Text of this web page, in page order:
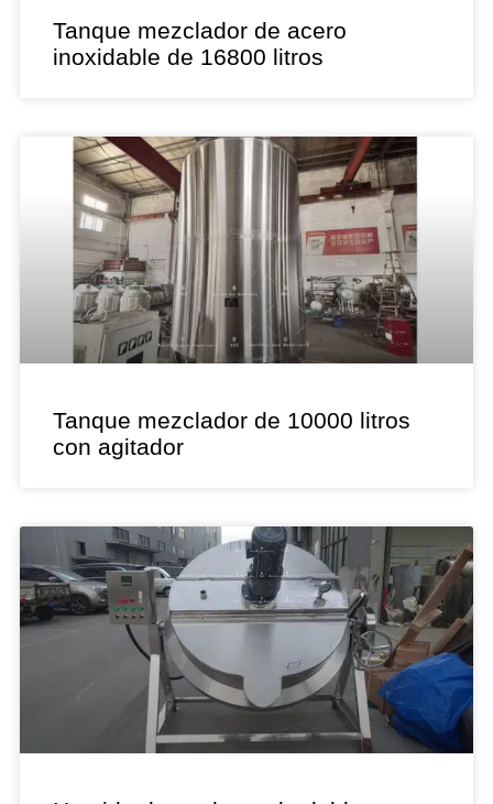
Tanque mezclador de acero
inoxidable de 16800 litros
Tanque mezclador de 10000 litros
con agitador